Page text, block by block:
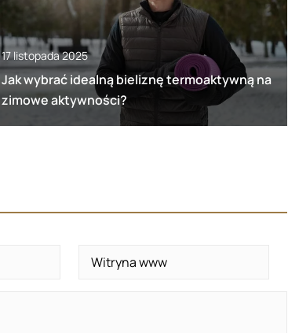
17 listopada 2025
Jak wybrać idealną bieliznę termoaktywną na
zimowe aktywności?